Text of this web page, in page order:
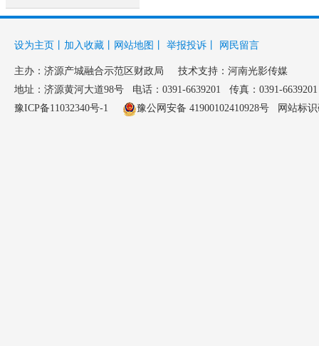
设为主页 加入收藏 网站地图 举报投诉 网民留言
主办： 济源产城融合示范区财政局 技术支持：河南光影传媒
地址：济源黄河大道98号 电话：0391-6639201 传真：0391-
豫ICP备11032340号-1
豫公网安备 41900102410928号 网站标识